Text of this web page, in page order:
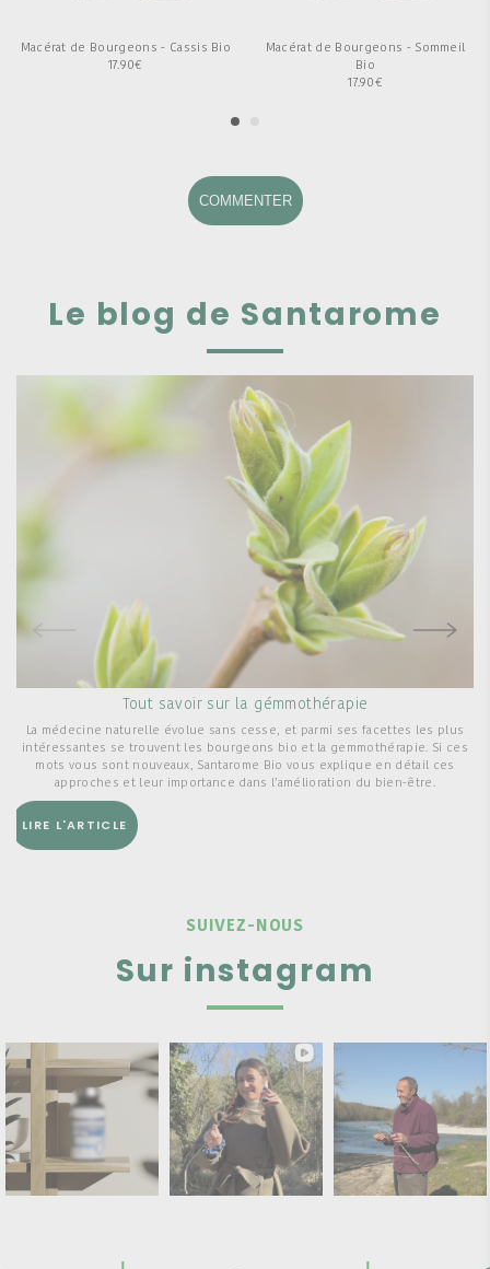
Macérat de Bourgeons - Cassis Bio
€
17.90
Macérat de Bourgeons - Sommeil
Bio
€
17.90
COMMENTER
Le blog de Santarome
Tout savoir sur la gémmothérapie
La médecine naturelle évolue sans cesse, et parmi ses facettes les plus
intéressantes se trouvent les bourgeons bio et la gemmothérapie. Si ces
mots vous sont nouveaux, Santarome Bio vous explique en détail ces
approches et leur importance dans l’amélioration du bien-être.
LIRE L'ARTICLE
SUIVEZ-NOUS
Sur instagram